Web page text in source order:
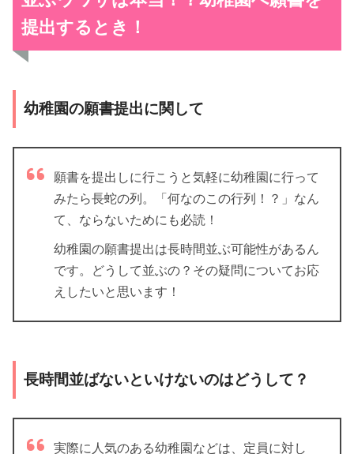
提出するとき！
幼稚園の願書提出に関して
願書を提出しに行こうと気軽に幼稚園に行って
みたら長蛇の列。「何なのこの行列！？」なん
て、ならないためにも必読！
幼稚園の願書提出は長時間並ぶ可能性があるん
です。どうして並ぶの？その疑問についてお応
えしたいと思います！
長時間並ばないといけないのはどうして？
実際に人気のある幼稚園などは、定員に対し